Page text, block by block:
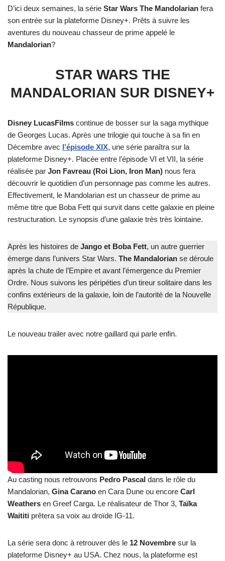
D’ici deux semaines, la série Star Wars The Mandolarian fera
son entrée sur la plateforme Disney+. Prêts à suivre les
aventures du nouveau chasseur de prime appelé le
Mandalorian?
STAR WARS THE
MANDALORIAN SUR DISNEY+
Disney LucasFilms continue de bosser sur la saga mythique
de Georges Lucas. Après une trilogie qui touche à sa fin en
Décembre avec l’épisode XIX, une série paraîtra sur la
plateforme Disney+. Placée entre l’épisode VI et VII, la série
réalisée par Jon Favreau (Roi Lion, Iron Man) nous fera
découvrir le quotidien d’un personnage pas comme les autres.
Effectivement, le Mandolarian est un chasseur de prime au
même titre que Boba Fett qui survit dans cette galaxie en pleine
restructuration. Le synopsis d’une galaxie très très lointaine.
Après les histoires de Jango et Boba Fett, un autre guerrier
émerge dans l’univers Star Wars. The Mandalorian se déroule
après la chute de l’Empire et avant l’émergence du Premier
Ordre. Nous suivons les péripéties d’un tireur solitaire dans les
confins extérieurs de la galaxie, loin de l’autorité de la Nouvelle
République.
Le nouveau trailer avec notre gaillard qui parle enfin.
Au casting nous retrouvons Pedro Pascal dans le rôle du
Mandalorian, Gina Carano en Cara Dune ou encore Carl
Weathers en Greef Carga. Le réalisateur de Thor 3, Taïka
Waititi prêtera sa voix au droïde IG-11.
La série sera donc à retrouver dès le 12 Novembre sur la
plateforme Disney+ au USA. Chez nous, la plateforme est